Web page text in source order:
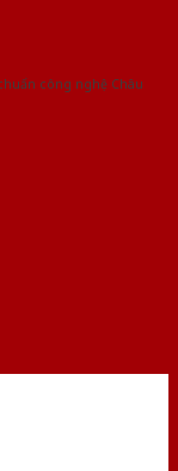
công nghệ Châu